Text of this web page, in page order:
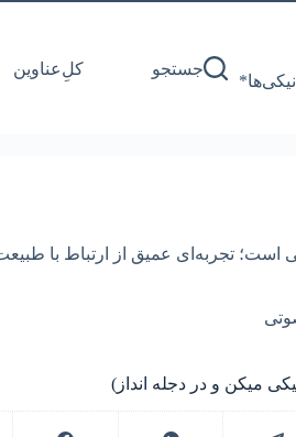
جستجو کل‌ِعناوین
تجربه‌ای عمیق از ارتباط با
میکن و در دجله انداز)